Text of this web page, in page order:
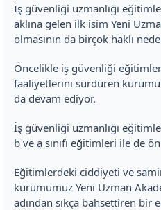
İş güvenliği uzmanlığı
aklına gelen ilk isim Yeni
olmasının da birçok haklı
Öncelikle iş güvenliği
faaliyetlerini sürdüren
da devam ediyor.
İş güvenliği uzmanlığı
b ve a sınıfı eğitimleri ile de
Eğitimlerdeki ciddiyeti ve
kurumumuz Yeni Uzman
adından sıkça bahsettiren bir